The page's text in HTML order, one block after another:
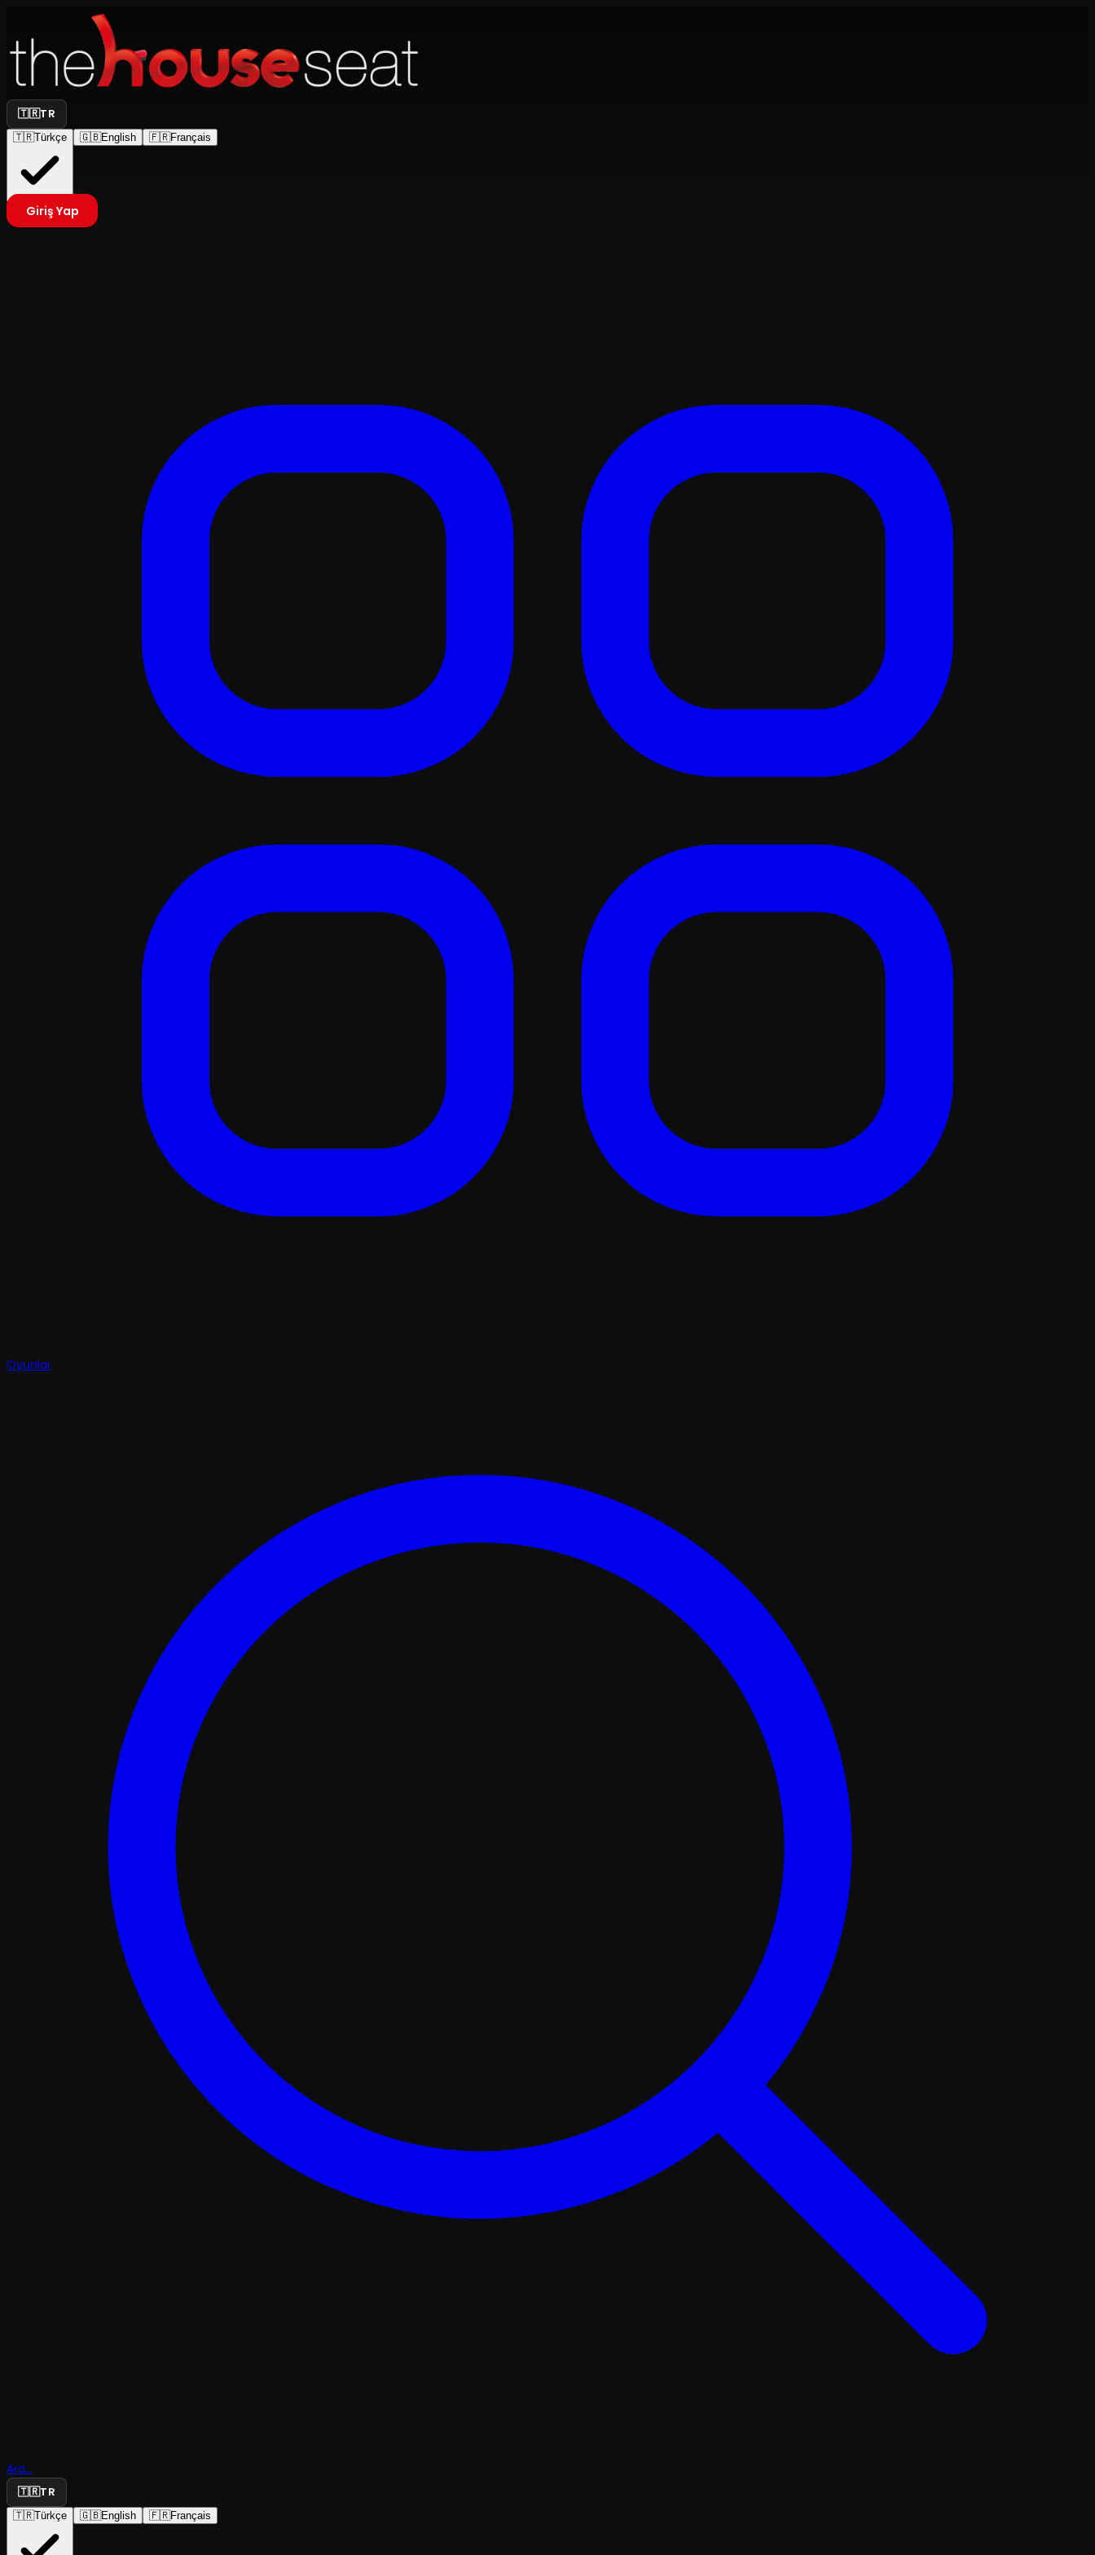
🇹🇷TR
🇹🇷Türkçe 🇬🇧English 🇫🇷Français
Giriş Yap
Oyunlar
Ara...
🇹🇷TR
🇹🇷Türkçe 🇬🇧English 🇫🇷Français